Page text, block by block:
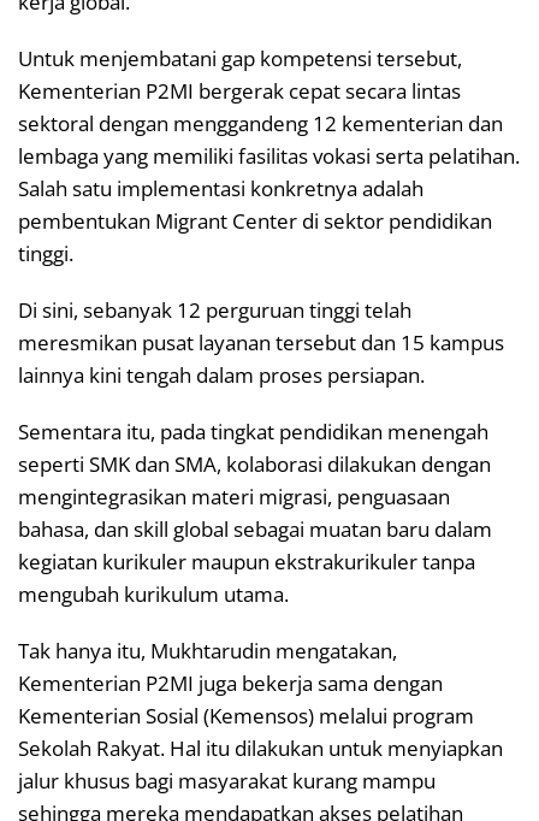
Untuk menjembatani gap kompetensi tersebut,
Kementerian P2MI bergerak cepat secara lintas
sektoral dengan menggandeng 12 kementerian dan
lembaga yang memiliki fasilitas vokasi serta pelatihan.
Salah satu implementasi konkretnya adalah
pembentukan Migrant Center di sektor pendidikan
tinggi.
Di sini, sebanyak 12 perguruan tinggi telah
meresmikan pusat layanan tersebut dan 15 kampus
lainnya kini tengah dalam proses persiapan.
Sementara itu, pada tingkat pendidikan menengah
seperti SMK dan SMA, kolaborasi dilakukan dengan
mengintegrasikan materi migrasi, penguasaan
bahasa, dan skill global sebagai muatan baru dalam
kegiatan kurikuler maupun ekstrakurikuler tanpa
mengubah kurikulum utama.
Tak hanya itu, Mukhtarudin mengatakan,
Kementerian P2MI juga bekerja sama dengan
Kementerian Sosial (Kemensos) melalui program
Sekolah Rakyat. Hal itu dilakukan untuk menyiapkan
jalur khusus bagi masyarakat kurang mampu
sehingga mereka mendapatkan akses pelatihan